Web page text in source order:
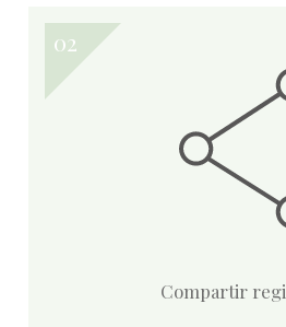
Compartir